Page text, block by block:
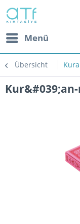
Menü
Übersicht
Kur&#039;an-